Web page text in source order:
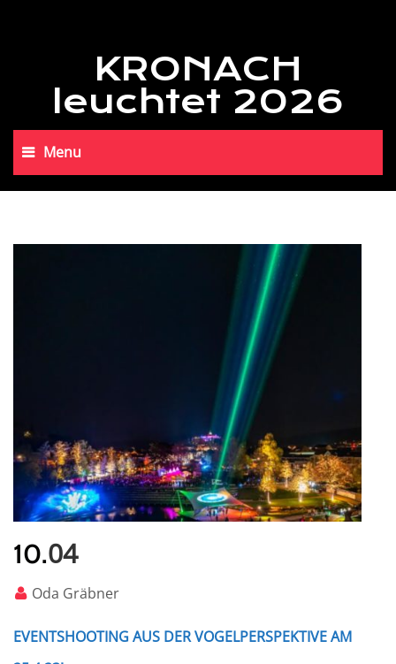
KRONACH
leuchtet 2026
Menu
10.04
Oda Gräbner
EVENTSHOOTING AUS DER VOGELPERSPEKTIVE AM